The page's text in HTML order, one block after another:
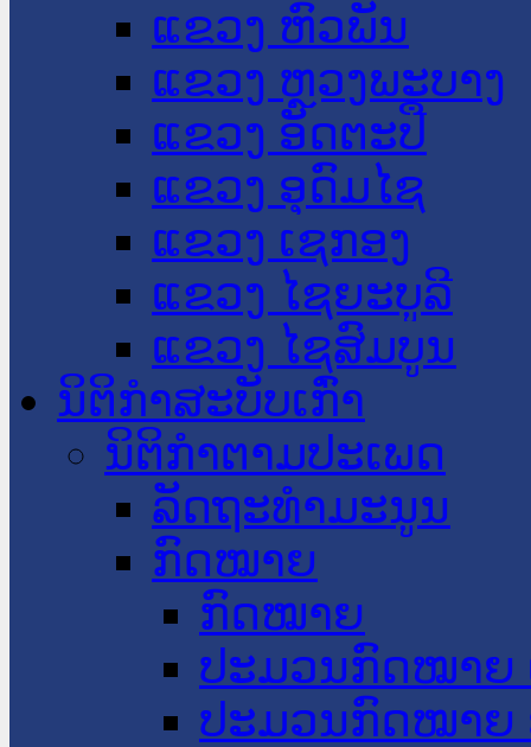
ແຂວງ ຫົວພັນ
ແຂວງ ຫຼວງພະບາງ
ແຂວງ ອັດຕະປື
ແຂວງ ອຸດົມໄຊ
ແຂວງ ເຊກອງ
ແຂວງ ໄຊຍະບູລີ
ແຂວງ ໄຊສົມບູນ
ນິຕິກໍາສະບັບເກົ່າ
ນິຕິກຳຕາມປະເພດ
ລັດຖະທໍາມະນູນ
ກົດໝາຍ
ກົດໝາຍ
ປະມວນກົດໝາຍ
ປະມວນກົດໝາຍ